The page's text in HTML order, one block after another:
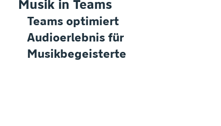
Musik in Teams
Teams optimiert
Audioerlebnis für
Musikbegeisterte